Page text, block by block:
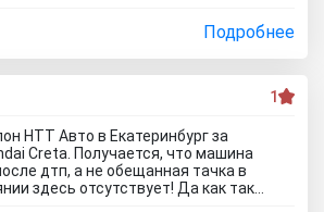
провести тут в салоне. Для
самому возиться не надо. Сделали
нормальную цену. Теперь буду
продадут, не сомневаюсь , что быстро
тут работают профессионалы.
Подробнее
1
НТТ Авто в Екатеринбург за
Creta. Получается, что машина
дтп, а не обещанная тачка в
здесь отсутствует! Да как так